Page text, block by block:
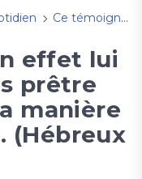
Ce témoignage en effet lui est rendu : « Tu es prêtre pour l’éternité à la manière de Melchisédek ». (Hébreux 7.11-22 "v. 17")
effet lui
prêtre
manière
(Hébreux